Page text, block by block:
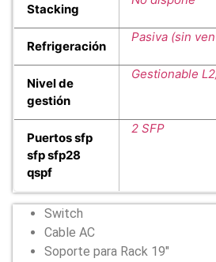
Stacking
Refrigeración
Pasiva (sin
Nivel de
gestión
Gestionable
Puertos sfp
sfp sfp28
qspf
2 SFP
Switch
Cable AC
Soporte para Rack 19"